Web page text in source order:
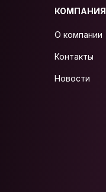
КОМПАНИЯ
О компании
Контакты
Новости